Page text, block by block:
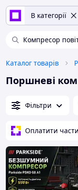
В категорії
Компресор
Каталог товарів
Поршневі
Фільтри
Оплатити